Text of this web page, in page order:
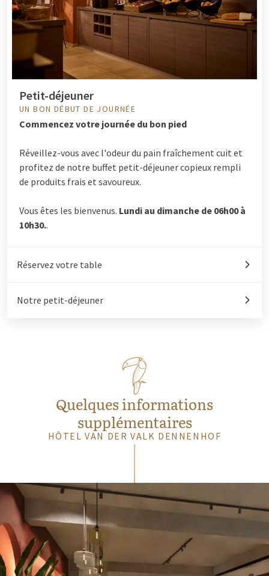
Petit-déjeuner
UN BON DÉBUT DE JOURNÉE
Commencez votre journée du bon pied
Réveillez-vous avec l'odeur du pain fraîchement cuit et
profitez de notre buffet petit-déjeuner copieux rempli
de produits frais et savoureux.
Vous êtes les bienvenus. Lundi au dimanche de 06h00 à
10h30..
Réservez votre table
Notre petit-déjeuner
Quelques informations
supplémentaires
HÔTEL VAN DER VALK DENNENHOF